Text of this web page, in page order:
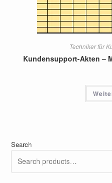
Techniker für
Kundensupport-Akten –
Search